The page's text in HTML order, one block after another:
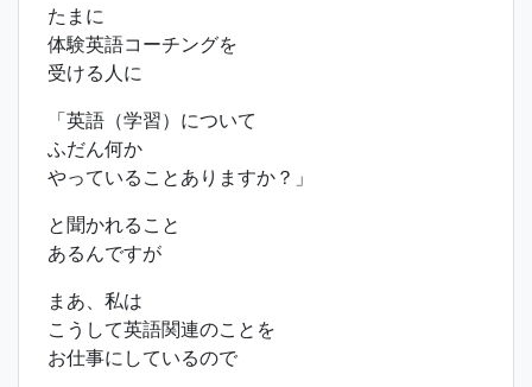
たまに
体験英語コーチングを
受ける人に
「英語（学習）について
ふだん何か
やっていることありますか？」
と聞かれること
あるんですが
まあ、私は
こうして英語関連のことを
お仕事にしているので